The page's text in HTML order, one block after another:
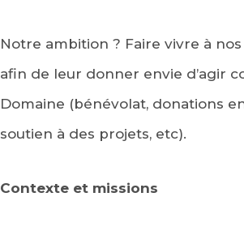
Notre ambition ? Faire vivre à
afin de leur donner envie d’agir
Domaine (bénévolat, donations
soutien à des projets, etc).
Contexte et missions